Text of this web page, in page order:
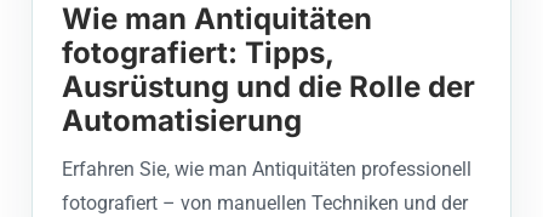
Wie man Antiquitäten
fotografiert: Tipps,
Ausrüstung und die Rolle der
Automatisierung
Erfahren Sie, wie man Antiquitäten professionell
fotografiert – von manuellen Techniken und der